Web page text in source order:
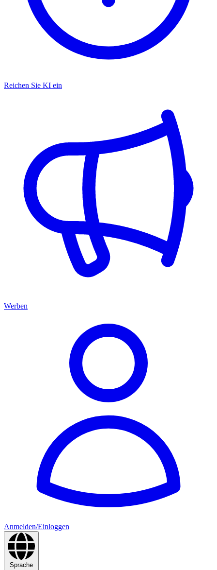
Reichen Sie KI ein
Werben
Anmelden/Einloggen
Sprache